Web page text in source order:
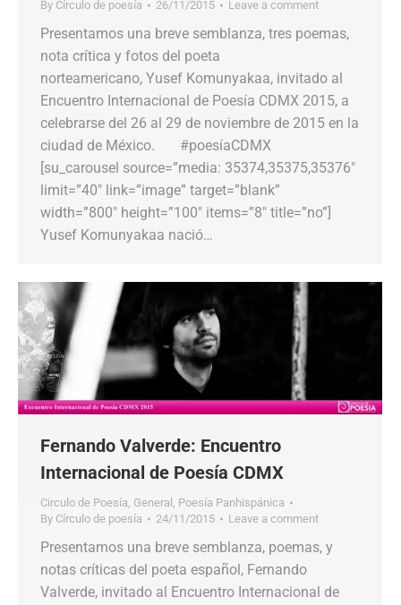
By Círculo de poesía 26/11/2015 Leave a comment
Presentamos una breve semblanza, tres poemas,
nota crítica y fotos del poeta
norteamericano, Yusef Komunyakaa, invitado al
Encuentro Internacional de Poesía CDMX 2015, a
celebrarse del 26 al 29 de noviembre de 2015 en la
ciudad de México. #poesíaCDMX
[su_carousel source=”media: 35374,35375,35376″
limit=”40″ link=”image” target=”blank”
width=”800″ height=”100″ items=”8″ title=”no”]
Yusef Komunyakaa nació…
Fernando Valverde: Encuentro
Internacional de Poesía CDMX
Circulo de Poesía, General , Poesía Panhispánica
By Círculo de poesía 24/11/2015 Leave a comment
Presentamos una breve semblanza, poemas, y
notas críticas del poeta español, Fernando
Valverde, invitado al Encuentro Internacional de